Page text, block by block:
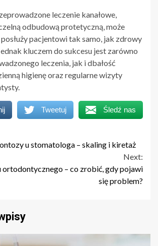
leczenie kanałowe,
odbudową protetyczną, może
pacjentowi tak samo, jak zdrowy
kluczem do sukcesu jest zarówno
leczenia, jak i dbałość
higienę oraz regularne wizyty
Tweetuj Śledź nas
u stomatologa – skaling i kiretaż
Next:
ortodontycznego – co zrobić, gdy pojawi
się problem?